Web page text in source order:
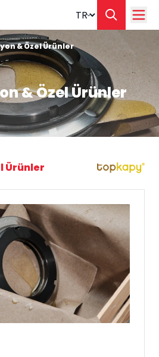
Change
& Özel Ürünler
& Özel Ürünler
Ürünler